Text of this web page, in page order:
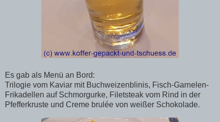
Es gab als Menü an Bord:
Trilogie vom Kaviar mit Buchweizenblinis, Fisch-Garnelen-
Frikadellen auf Schmorgurke, Filetsteak vom Rind in der
Pfefferkruste und Creme brulée von weißer Schokolade.